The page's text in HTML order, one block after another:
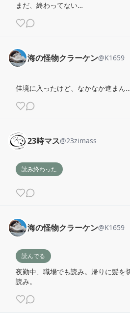
まだ、終わってない…
海の怪物クラーケン@K1659
佳境に入ったけど、なかなか進まん…
23時マス@23zimass
読み終わった
海の怪物クラーケン@K1659
読んでる
夜勤中、職場でも読み。帰りに髪を
読み。